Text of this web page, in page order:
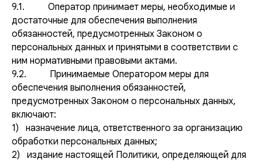
9.1. Оператор принимает меры, необходимые и
достаточные для обеспечения выполнения
обязанностей, предусмотренных Законом о
персональных данных и принятыми в соответствии с
ним нормативными правовыми актами.
9.2. Принимаемые Оператором меры для
обеспечения выполнения обязанностей,
предусмотренных Законом о персональных данных,
включают:
1) назначение лица, ответственного за организацию
обработки персональных данных;
2) издание настоящей Политики, определяющей для